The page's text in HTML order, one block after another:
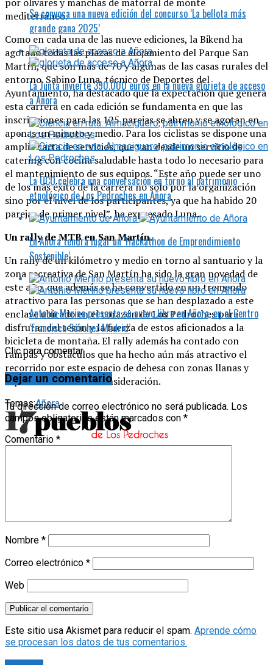
mediterráneo.
Como en cada una de las nueve ediciones, la Bikend ha
agotado todas las plazas de alojamiento del Parque San
Martín, que son más de 70 y algunas de las casas rurales del
entorno. Sabino Luna, técnico de Deportes del
Ayuntamiento, ha destacado que la expectación que genera
esta carrera en cada edición se fundamenta en que las
inscripciones para las 125 parejas se abren y se agotan en
apenas un minuto y medio. Para los ciclistas se dispone una
amplia carta de servicios, que van desde un servicio de
catering con cocina saludable hasta todo lo necesario para
el mantenimiento de sus equipos. “Este año puede ser uno
de los más éxito de la carrera no sólo por la organización
sino por el nivel de los participantes, ya que ha habido 20
parejas de primer nivel”, ha expresado Luna.
Un rally de MTB en San Martín.
Un rally de un kilómetro y medio en torno al santuario y la
zona recreativa de San Martín ha sido la gran novedad de
este año, que además se ha convertido en un tremendo
atractivo para las personas que se han desplazado a este
enclave ubicado en el corazón de Los Pedroches para
disfrutar del tesón y la fuerza de estos aficionados a la
bicicleta de montaña. El rally además ha contado con
rampas y obstáculos que ha hecho aún más atractivo el
recorrido por este espacio de dehesa con zonas llanas y
repechos de distinta consideración.
Temas:Añora
Se convoca una nueva edición del concurso ‘La bellota más
grande gana 2025’
La Junta invierte 390.000 euros en la nueva glorieta de acceso
a Añora
La UCO celebra una conversación en torno al patrimonio
etnológico de Los Pedroches en Añora
En Añora tendrá lugar un ‘Hackathon de Emprendimiento
Sostenible’
Antonio Merino presenta su nuevo libro en Añora, en el Centro
‘Francisco Sánchez Madrid’
Clic para comentar
Dejar un comentario
Tu dirección de correo electrónico no será publicada. Los
campos obligatorios están marcados con *
Comentario *
Nombre *
Correo electrónico *
Web
Este sitio usa Akismet para reducir el spam. Aprende cómo
se procesan los datos de tus comentarios.